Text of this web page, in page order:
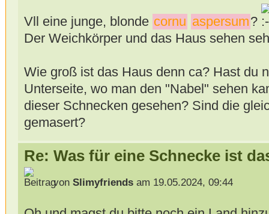
Vll eine junge, blonde cornu aspersum?
Der Weichkörper und das Haus sehen
Wie groß ist das Haus denn ca? Hast du
Unterseite, wo man den "Nabel" sehen
dieser Schnecken gesehen? Sind die
gemasert?
Re: Was für eine Schnecke ist
von Slimyfriendsam 19.05.2024, 09:44